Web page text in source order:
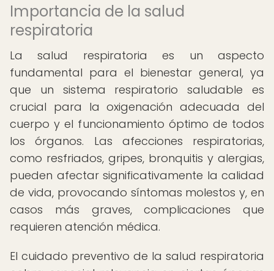
Importancia de la salud
respiratoria
La salud respiratoria es un aspecto
fundamental para el bienestar general, ya
que un sistema respiratorio saludable es
crucial para la oxigenación adecuada del
cuerpo y el funcionamiento óptimo de todos
los órganos. Las afecciones respiratorias,
como resfriados, gripes, bronquitis y alergias,
pueden afectar significativamente la calidad
de vida, provocando síntomas molestos y, en
casos más graves, complicaciones que
requieren atención médica.
El cuidado preventivo de la salud respiratoria